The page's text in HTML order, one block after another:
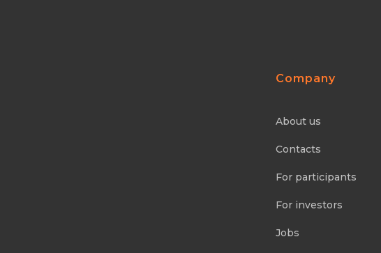
Company
About us
Contacts
For participants
For investors
Jobs